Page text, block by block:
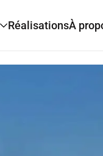
RéalisationsÀ
Le Groupe